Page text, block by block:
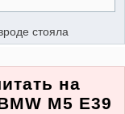
стояла
на
M5 E39